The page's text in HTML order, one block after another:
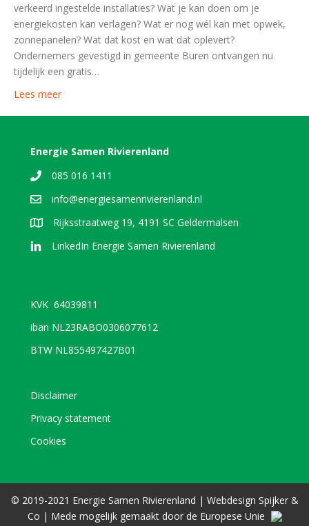
verkeerd ingestelde installaties? Wat je kan doen om je
energiekosten kan verlagen? Wat er nog wél kan met opwek,
zonnepanelen? Wat dat kost en wat dat oplevert?
Ondernemers gevestigd in gemeente Buren ontvangen nu
tijdelijk een gratis…
Lees meer
Energie Samen Rivierenland
085 016 1411
info@energiesamenrivierenland.nl
Rijksstraatweg 19, 4191 SC Geldermalsen
LinkedIn Energie Samen Rivierenland
KVK 64039811
iban NL23RABO0306077612
BTW NL855497427B01
Disclaimer
Privacy statement
Cookies
© 2019-2021 Energie Samen Rivierenland | Webdesign Spijker &
Co | Mede mogelijk gemaakt door de Europese Unie